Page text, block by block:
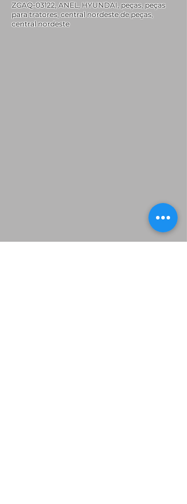
ZGAQ-03122, ANEL, HYUNDAI, peças, peças
para tratores, central nordeste de peças,
central nordeste